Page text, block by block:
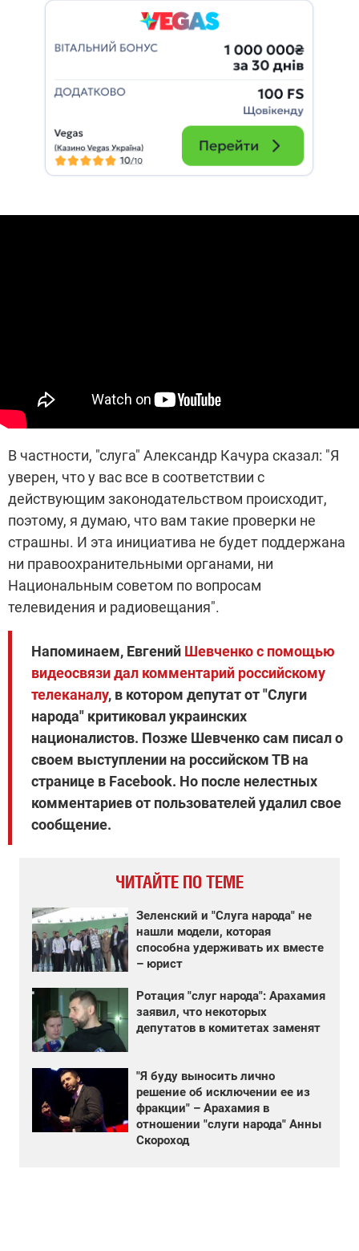
В частности, "слуга" Александр Качура сказал: "Я
уверен, что у вас все в соответствии с
действующим законодательством происходит,
поэтому, я думаю, что вам такие проверки не
страшны. И эта инициатива не будет поддержана
ни правоохранительными органами, ни
Национальным советом по вопросам
телевидения и радиовещания".
Напоминаем, Евгений Шевченко с помощью
видеосвязи дал комментарий российскому
телеканалу, в котором депутат от "Слуги
народа" критиковал украинских
националистов. Позже Шевченко сам писал о
своем выступлении на российском ТВ на
странице в Facebook. Но после нелестных
комментариев от пользователей удалил свое
сообщение.
ЧИТАЙТЕ ПО ТЕМЕ
Зеленский и "Слуга народа" не
нашли модели, которая
способна удерживать их вместе
– юрист
Ротация "слуг народа": Арахамия
заявил, что некоторых
депутатов в комитетах заменят
"Я буду выносить лично
решение об исключении ее из
фракции" – Арахамия в
отношении "слуги народа" Анны
Скороход